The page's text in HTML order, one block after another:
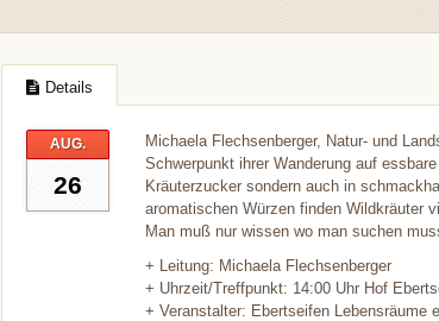
Details
AUG.
26
Michaela Flechsenberger, Natur- und
Schwerpunkt ihrer Wanderung auf
Kräuterzucker sondern auch in
aromatischen Würzen finden Wildkräuter
Man muß nur wissen wo man suchen
+ Leitung: Michaela Flechsenberger
+ Uhrzeit/Treffpunkt: 14:00 Uhr Hof
+ Veranstalter: Ebertseifen Lebensräume